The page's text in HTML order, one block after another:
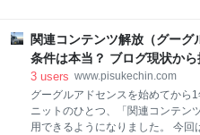
き声と風の音に包まれ、日中の疲
りに落ちました。 夜も更けた頃、
ン！・・・ 「ん？？」 ・・・トン
登山道より登頂することができま
く、距離もコースにより500から
歩きを楽しむことができます。季
花が咲き、目でも楽しませてくれ
の頂上を目指し、登山道から眺め
景、グルメなどを堪能したので紹
関連コンテンツ解放（グー
条件は本当？ ブログ現状か
く車中泊の旅
3 users www.pisukechin.com
グーグルアドセンスを始めてから
ニットのひとつ、「関連コンテン
用できるようになりました。 今回